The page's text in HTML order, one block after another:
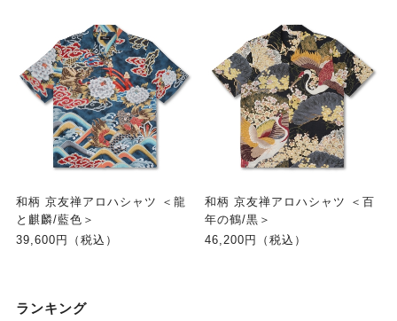
和柄 京友禅アロハシャツ ＜龍
と麒麟/藍色＞
39,600円（税込）
和柄 京友禅アロハシャツ ＜百
年の鶴/黒＞
46,200円（税込）
ランキング